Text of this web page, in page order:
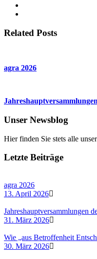
Related Posts
agra 2026
Unser Newsblog
Hier finden Sie stets alle
Letzte Beiträge
agra 2026
13. April 2026
Jahreshauptversammlungen
31. März 2026
Wie „aus Betroffenheit
30. März 2026